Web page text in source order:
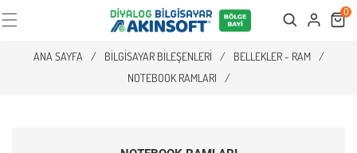
Search Cart
0
ANA SAYFA / BILGISAYAR BILEŞENLERI / BELLEKLER - RAM
/
NOTEBOOK RAMLARI
/